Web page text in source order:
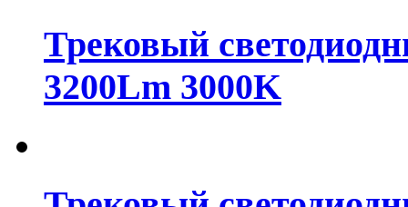
Трековый
3200Lm 3000K